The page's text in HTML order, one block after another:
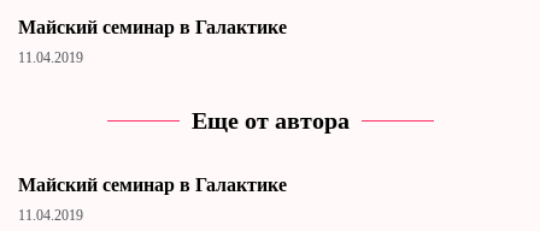
Майский семинар в Галактике
11.04.2019
Еще от автора
Майский семинар в Галактике
11.04.2019